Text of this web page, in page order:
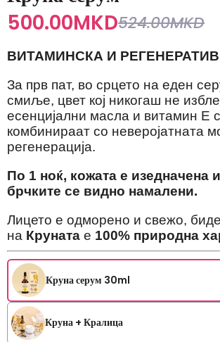
500.00MKD524.00MKD
ВИТАМИНСКА И
За прв пат, во срцето на еден
смиље, цвет кој никогаш не
есенцијални масла и витамин Е
комбинираат со неверојатната
регенерација.
По 1 ноќ, кожата е изедначена
брчките се видно намалени.
Лицето е одморено и свежо,
на Круната е 100% природна
Круна серум 30ml
Круна + Кралица